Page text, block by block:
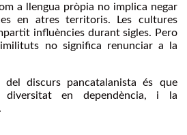
a llengua pròpia no implica negar
en atres territoris. Les cultures
influències durant sigles. Pero
no significa renunciar a la
del discurs pancatalanista és que
en dependència, i la